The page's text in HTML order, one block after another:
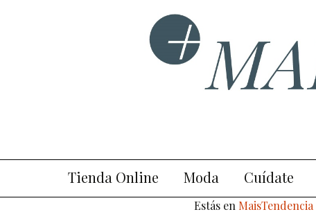
contenido
Tienda Online Moda Cuídate
Estás en MaisTendencia